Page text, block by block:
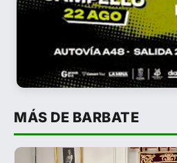
MÁS DE BARBATE